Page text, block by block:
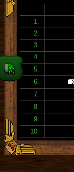
1.
2.
3.
4.
5.
6.
7.
8.
9.
10.